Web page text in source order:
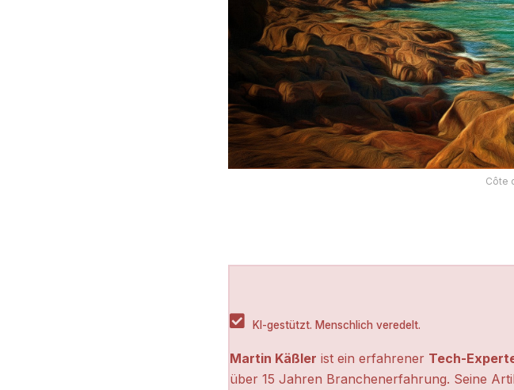
Côte
KI-gestützt. Menschlich veredelt.
Martin Käßler ist ein erfahrener Tech-
über 15 Jahren Branchenerfahrung. Seine